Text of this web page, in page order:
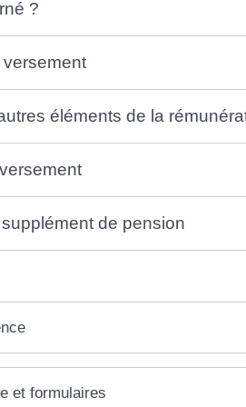
?
éléments de la
de pension
et formulaires